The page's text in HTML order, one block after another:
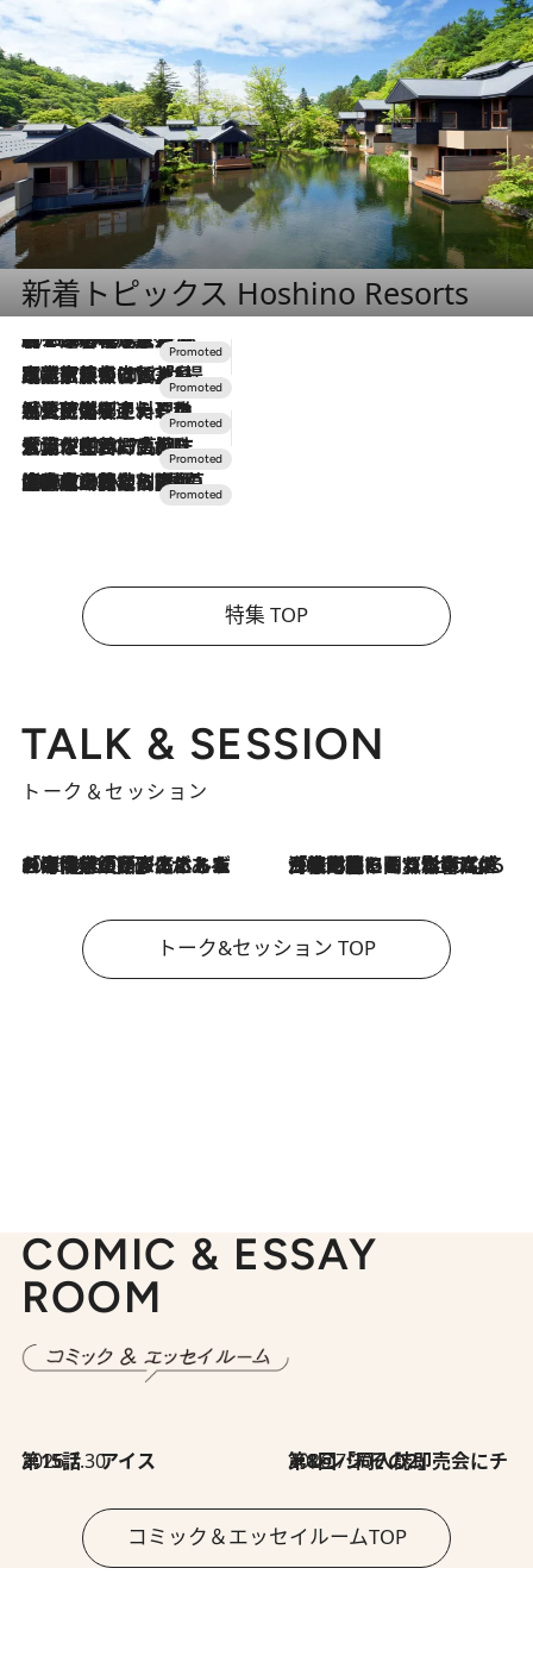
新着トピックス Hoshino Resorts
2026.8.7
【トンボの足水浴】ヒノキの香りに包まれて涼感マックス！約13℃の湧水かけ流しを避暑地「星野温泉 トンボの湯」で体験
2026.7.31
【ホテル帰省】という選択肢をOMOが提案。家族とほどよい距離を保つには「昼は実家、夜は気兼ねなくホテルで！」
2026.7.24
【夏限定ディナーコース】旬を迎える稚鮎や花ズッキーニなどをイタリア・トスカーナの郷土料理の手法で満喫！
2026.7.17
「土佐和ハーブかき氷」がOMO7高知に登場！生姜、山椒、大葉など目にも舌にも涼を呼ぶ郷土の味
2026.7.10
NEW OPEN！【界 草津】名湯の地に誕生。趣の異なる2種の温泉と上州ならではの会席・蕎麦割烹など美食を味わう究極の癒やし旅
特集 TOP
TALK & SESSION
トーク＆セッション
2026.8.3
「今後値上げがあるとすれば…」「リスクがあるのは今年の冬」エネルギー専門家が語る、ホルムズ海峡封鎖が家庭にもたらす“ある心配” 2026.8.3
「住宅建てられない…」「サーチャージ料の高値が続いている」ホルムズ海峡封鎖による影響はいつまで続く？《エネルギー専門家に聞く“どうなる日本の暮らし”》
トーク&セッション TOP
COMIC & ESSAY
ROOM
2026.7.30
第15話 アイス 2026.7.30
第8回「同人誌即売会にチャレンジ その2」
コミック＆エッセイルームTOP